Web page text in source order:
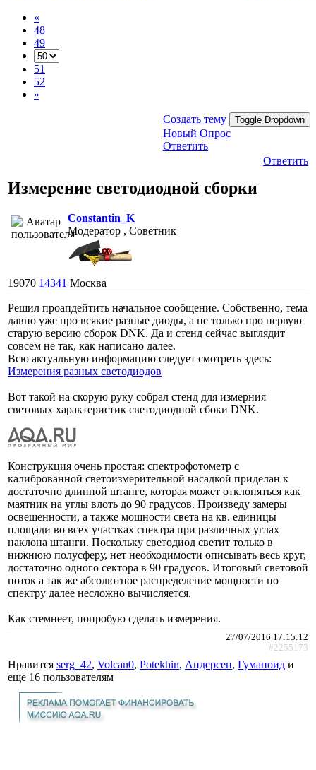
«
48
49
51
52
»
Создать тему Toggle Dropdown
Новый Опрос
Ответить
Ответить
Измерение светодиодной сборки
Constantin_K
Модератор , Советник
19070 14341 Москва
Решил проапдейтить начальное сообщение. Собственно, тема
давно уже про всякие разные диоды, а не только про первую
старую версию сборок DNK. Да и стенд сейчас выглядит
совсем не так, как написано далее.
Всю актуальную информацию следует смотреть здесь:
Измерения разных светодиодов
Вот такой на скорую руку собрал стенд для измерния
световых характеристик светодиодной сбоки DNK.
Конструкция очень простая: спектрофотометр с
калиброванной светоизмерительной насадкой приделан к
достаточно длинной штанге, которая может отклоняться как
маятник на углы влоть до 90 градусов. Произведу замеры
освещенности, а также мощности света на кв. единицы
площади во всех участках спектра при различных углах
наклона штанги. Поскольку светодиод светит только в
нижнюю полусферу, нет необходимости описывать весь круг,
достаточно одного сектора в 90 градусов. Итоговый световой
поток а так же абсолютное распределение мощности по
спектру далее несложно вычисляется.
Как стемнеет, попробую сделать измерения.
27/07/2016 17:15:12
#2255173
Нравится serg_42, Volcan0, Potekhin, Андерсен, Гуманоид и
еще 16 пользователям